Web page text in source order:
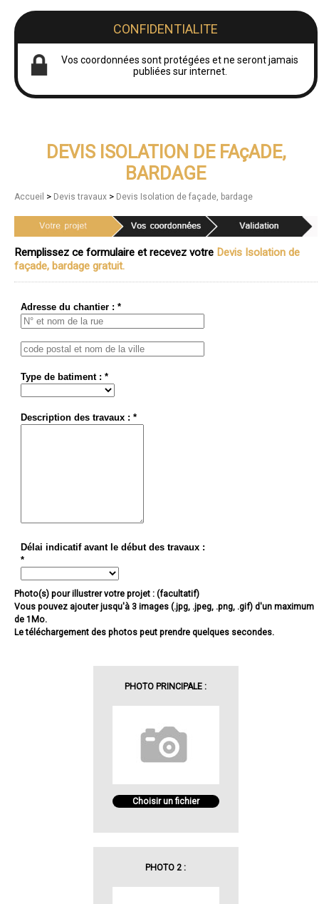
CONFIDENTIALITE
Vos coordonnées sont protégées et ne seront jamais
publiées sur internet.
DEVIS ISOLATION DE FAçADE,
BARDAGE
Accueil > Devis travaux > Devis Isolation de façade, bardage
Remplissez ce formulaire et recevez votre Devis Isolation de
façade, bardage gratuit.
Adresse du chantier : *
Type de batiment : *
Description des travaux : *
Délai indicatif avant le début des travaux :
*
Photo(s) pour illustrer votre projet : (facultatif)
Vous pouvez ajouter jusqu'à 3 images (.jpg, .jpeg, .png, .gif) d'un maximum
de 1Mo.
Le téléchargement des photos peut prendre quelques secondes.
PHOTO PRINCIPALE :
Choisir un fichier
PHOTO 2 :